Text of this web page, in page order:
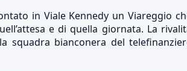
in Viale Kennedy un Viareggio
e di quella giornata. La
squadra bianconera del